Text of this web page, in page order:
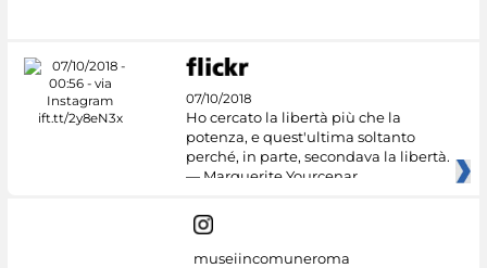
07/10/2018
Ho cercato la libertà più che la
potenza, e quest'ultima soltanto
perché, in parte, secondava la libertà.
— Marguerite Yourcenar
museiincomuneroma